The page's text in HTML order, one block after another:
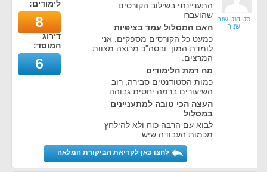
סטודנט שנה
שניה
התעניינתי בשילוב הקורסים
שהועברו
האם המסלול עמד בציפיות
כמעט כל הקורסים מספקים. אני
לומדת המון. ובסה"כ מרוצה מצוות
המרצים.
מה רמת הלימודים
כמות הסטודנטים סבירה, רוב
השיעורים ברמה יחסית גבוהה
העצה הכי טובה למתעניינים
במסלול
לבוא עם הרבה כוח ולא להילחץ
מכמות העבודה שיש.
לימודים:
8
דירוג
המוסד:
6
לחצו כאן לקריאת הביקורת המלאה